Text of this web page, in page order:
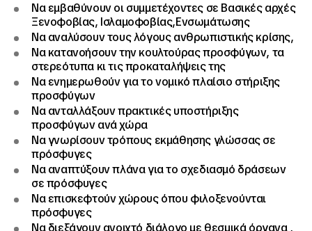
Να εμβαθύνουν οι συμμετέχοντες σε Βασικές αρχές
Ξενοφοβίας, Ισλαμοφοβίας,Ενσωμάτωσης
Να αναλύσουν τους λόγους ανθρωπιστικής κρίσης,
Να κατανοήσουν την κουλτούρας προσφύγων, τα
στερεότυπα κι τις προκαταλήψεις της
Να ενημερωθούν για το νομικό πλαίσιο στήριξης
προσφύγων
Να ανταλλάξουν πρακτικές υποστήριξης
προσφύγων ανά χώρα
Να γνωρίσουν τρόπους εκμάθησης γλώσσας σε
πρόσφυγες
Να αναπτύξουν πλάνα για το σχεδιασμό δράσεων
σε πρόσφυγες
Να επισκεφτούν χώρους όπου φιλοξενούνται
πρόσφυγες